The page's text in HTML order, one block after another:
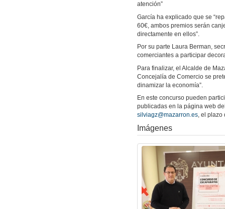
atención”
García ha explicado que se
60€, ambos premios serán
directamente en ellos”.
Por su parte Laura Berman,
comerciantes a participar
Para finalizar, el Alcalde de
Concejalía de Comercio se
dinamizar la economía”.
En este concurso pueden
publicadas en la página web
silviagz@mazarron.es, el plazo
Imágenes